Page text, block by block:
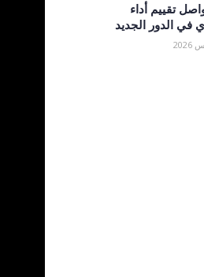
تقييم أداء
في الدور الجديد